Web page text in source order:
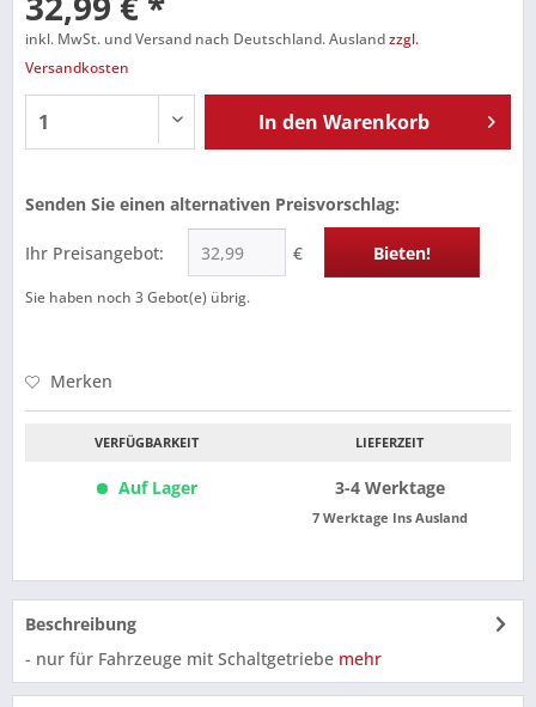
inkl. MwSt. und Versand nach Deutschland. Auslandzzgl.
Versandkosten
In den Warenkorb
Senden Sie einen alternativen Preisvorschlag:
Ihr Preisangebot: € Bieten!
Sie haben noch 3Gebot(e) übrig.
Merken
VERFÜGBARKEIT
Auf Lager
LIEFERZEIT
3-4 Werktage
7 Werktage Ins Ausland
Beschreibung
- nur für Fahrzeuge mit Schaltgetriebe mehr